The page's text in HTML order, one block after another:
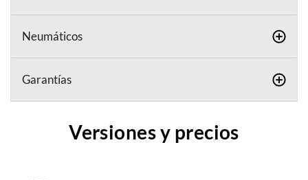
Neumáticos
Garantías
Versiones y precios